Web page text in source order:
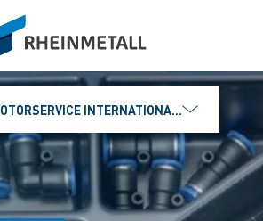
INTERNATIONAL GMBH